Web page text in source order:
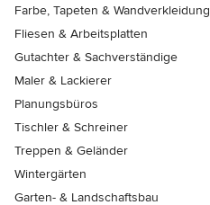
Farbe, Tapeten & Wandverkleidung
Fliesen & Arbeitsplatten
Gutachter & Sachverständige
Maler & Lackierer
Planungsbüros
Tischler & Schreiner
Treppen & Geländer
Wintergärten
Garten- & Landschaftsbau